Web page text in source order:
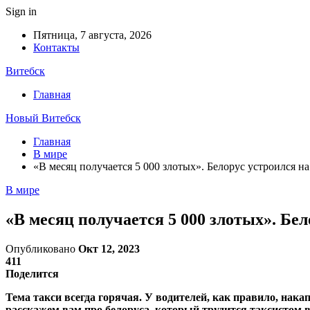
Sign in
Пятница, 7 августа, 2026
Контакты
Витебск
Главная
Новый Витебск
Главная
В мире
«В месяц получается 5 000 злотых». Белорус устроился
В мире
«В месяц получается 5 000 злотых».
Опубликовано Окт 12, 2023
411
Поделится
Тема такси всегда горячая. У водителей, как правило,